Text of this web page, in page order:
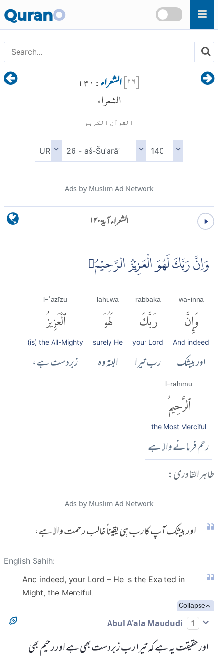
Skip to main content
QuranO
[۲۶]الشعراء : ۱۴۰
الشعراء
القرآن الكريم
Ads by Muslim Ad Network
الشعراء آية ۱۴۰
وَاِنَّ رَبَّكَ لَهُوَ الْعَزِيْزُ الرَّحِيْمُ
wa-inna
وَإِنَّ
And indeed
اور بیشک
rabbaka
رَبَّكَ
your Lord
رب تیرا
lahuwa
لَهُوَ
surely He
البتہ وہ
l-ʿazīzu
ٱلْعَزِيزُ
(is) the All-Mighty
زبردست ہے ،
l-raḥīmu
ٱلرَّحِيمُ
the Most Merciful
رحم فرمانے والا ہے
طاہر القادری:
Ads by Muslim Ad Network
اور بیشک آپ کا رب ہی یقیناً غالب رحمت والا ہے،
English Sahih:
And indeed, your Lord – He is the Exalted in
Might, the Merciful.
Collapse
1
اور حقیقت یہ ہے کہ تیرا رب زبردست بھی ہے اور رحیم بھی